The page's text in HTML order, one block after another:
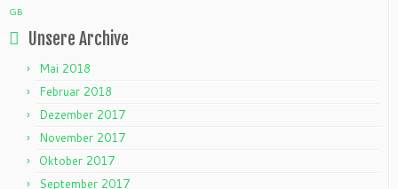
GB
Unsere Archive
Mai 2018
Februar 2018
Dezember 2017
November 2017
Oktober 2017
September 2017